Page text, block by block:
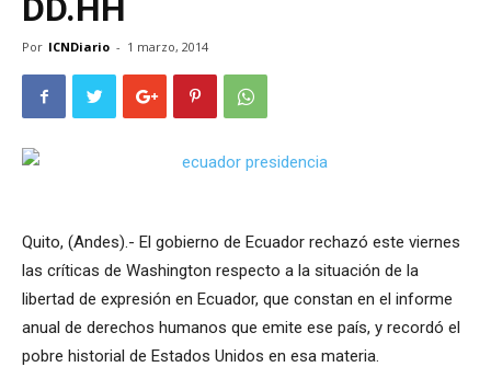
DD.HH
Por ICNDiario - 1 marzo, 2014
Quito, (Andes).- El gobierno de Ecuador rechazó este viernes
las críticas de Washington respecto a la situación de la
libertad de expresión en Ecuador, que constan en el informe
anual de derechos humanos que emite ese país, y recordó el
pobre historial de Estados Unidos en esa materia.